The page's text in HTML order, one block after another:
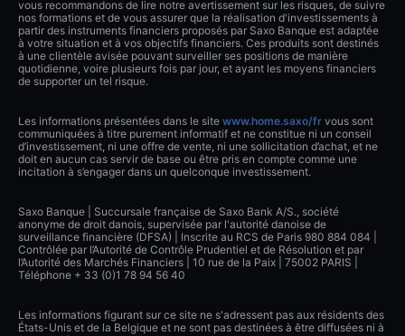
vous recommandons de lire notre avertissement sur les risques, de suivre
nos formations et de vous assurer que la réalisation d'investissements à
partir des instruments financiers proposés par Saxo Banque est adaptée
à votre situation et à vos objectifs financiers. Ces produits sont destinés
à une clientèle avisée pouvant surveiller ses positions de manière
quotidienne, voire plusieurs fois par jour, et ayant les moyens financiers
de supporter un tel risque.
Les informations présentées dans le site www.home.saxo/fr vous sont
communiquées à titre purement informatif et ne constitue ni un conseil
d’investissement, ni une offre de vente, ni une sollicitation d’achat, et ne
doit en aucun cas servir de base ou être pris en compte comme une
incitation à s’engager dans un quelconque investissement.
Saxo Banque | Succursale française de Saxo Bank A/S., société
anonyme de droit danois, supervisée par l'autorité danoise de
surveillance financière (DFSA) | Inscrite au RCS de Paris 980 884 084 |
Contrôlée par l’Autorité de Contrôle Prudentiel et de Résolution et par
l’Autorité des Marchés Financiers | 10 rue de la Paix | 75002 PARIS |
Téléphone + 33 (0)1 78 94 56 40
Les informations figurant sur ce site ne s'adressent pas aux résidents des
États-Unis et de la Belgique et ne sont pas destinées à être diffusées ni à